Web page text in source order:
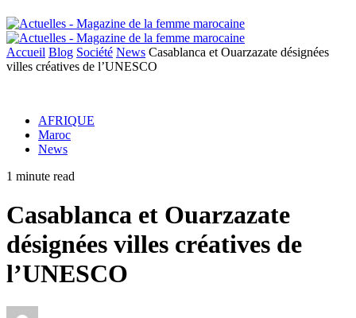
Accueil Blog Société News Casablanca et Ouarzazate désignées
villes créatives de l’UNESCO
AFRIQUE
Maroc
News
1 minute read
Casablanca et Ouarzazate
désignées villes créatives de
l’UNESCO